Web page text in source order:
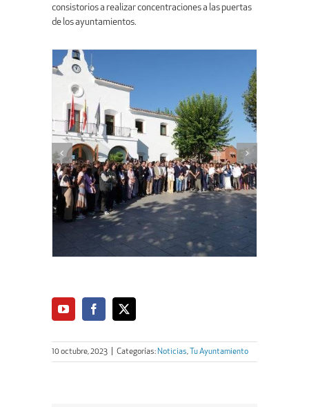
consistorios a realizar concentraciones a las puertas
de los ayuntamientos.
10 octubre, 2023 Categorías: Noticias, Tu Ayuntamiento